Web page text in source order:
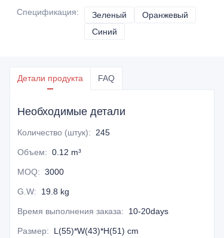
Спецификация: Зеленый Зеленый
Оранжевый
Синий
Детали продукта FAQ
Необходимые детали
Количество (штук): 245
Объем: 0.12 m³
MOQ: 3000
G.W: 19.8 kg
Время выполнения заказа: 10-20days
Размер: L(55)*W(43)*H(51) cm